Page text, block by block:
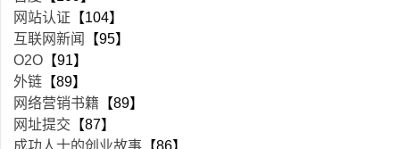
网站认证 【104】
互联网新闻
【95】
O2O 【91】
外链 【89】
网络营销书籍 【89】
网址提交 【87】